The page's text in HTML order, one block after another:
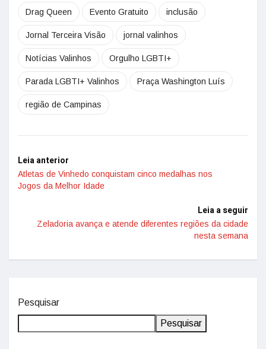
Drag Queen Evento Gratuito inclusão
Jornal Terceira Visão jornal valinhos
Notícias Valinhos Orgulho LGBTI+
Parada LGBTI+ Valinhos Praça Washington Luís
região de Campinas
Leia anterior
Atletas de Vinhedo conquistam cinco medalhas nos
Jogos da Melhor Idade
Leia a seguir
Zeladoria avança e atende diferentes regiões da cidade
nesta semana
Pesquisar
Pesquisar